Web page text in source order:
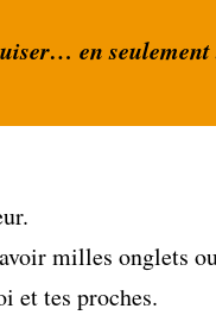
en seulement
milles onglets
et tes proches.